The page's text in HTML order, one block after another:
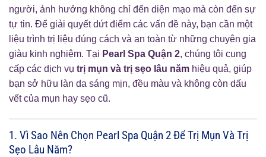
người, ảnh hưởng không chỉ đến diện mạo mà còn đến sự
tự tin. Để giải quyết dứt điểm các vấn đề này, bạn cần một
liệu trình trị liệu đúng cách và an toàn từ những chuyên gia
giàu kinh nghiệm. Tại Pearl Spa Quận 2, chúng tôi cung
cấp các dịch vụ trị mụn và trị sẹo lâu năm hiệu quả, giúp
bạn sở hữu làn da sáng mịn, đều màu và không còn dấu
vết của mụn hay sẹo cũ.
1. Vì Sao Nên Chọn Pearl Spa Quận 2 Để Trị Mụn Và Trị
Sẹo Lâu Năm?